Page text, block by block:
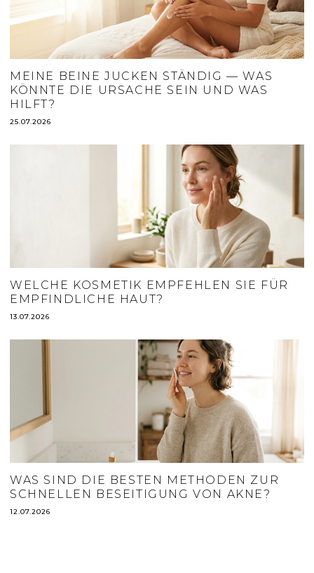
MEINE BEINE JUCKEN STÄNDIG — WAS
KÖNNTE DIE URSACHE SEIN UND WAS
HILFT?
25.07.2026
WELCHE KOSMETIK EMPFEHLEN SIE FÜR
EMPFINDLICHE HAUT?
13.07.2026
WAS SIND DIE BESTEN METHODEN ZUR
SCHNELLEN BESEITIGUNG VON AKNE?
12.07.2026